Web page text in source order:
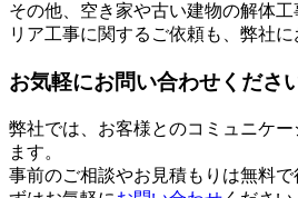
その他、空き家や古い建物の解体
リア工事に関するご依頼も、弊社に
お気軽にお問い合わせくださ
弊社では、お客様とのコミュニケ
ます。
事前のご相談やお見積もりは無料